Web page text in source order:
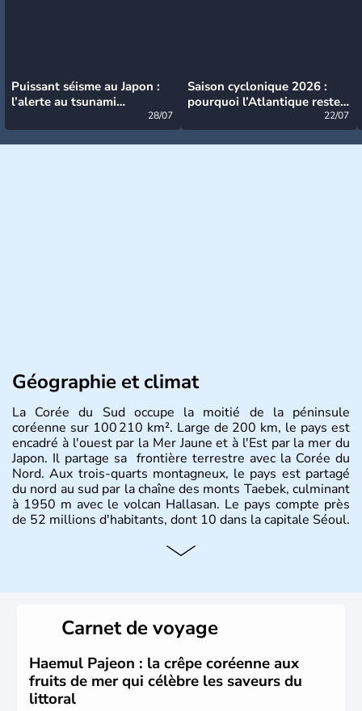
Puissant séisme au Japon :
l’alerte au tsunami
28/07
Saison cyclonique 2026 :
pourquoi l’Atlantique reste
22/07
Géographie et climat
La Corée du Sud occupe la moitié de la péninsule
coréenne sur 100 210 km². Large de 200 km, le pays est
encadré à l'ouest par la Mer Jaune et à l'Est par la mer du
Japon. Il partage sa frontière terrestre avec la Corée du
Nord. Aux trois-quarts montagneux, le pays est partagé
du nord au sud par la chaîne des monts Taebek, culminant
à 1950 m avec le volcan Hallasan. Le pays compte près
de 52 millions d'habitants, dont 10 dans la capitale Séoul.
Histoire et administration
christianisme et le bouddhisme en sont les deux
principales religions. Ce pays partage sa culture avec la
Corée du Nord. Les Jeux Olympiques s’y sont déroulés en
1988, de même que la Coupe du Monde de football en
2002, en collaboration avec le Japon.
Carnet de voyage
Haemul Pajeon : la crêpe coréenne aux
fruits de mer qui célèbre les saveurs du
littoral